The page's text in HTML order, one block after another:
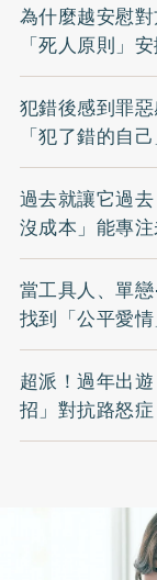
為什麼越安慰
「死人原則」
犯錯後感到罪
「犯了錯的自己
過去就讓它過
沒成本」能專
當工具人、單
找到「公平愛情
超派！過年出
招」對抗路怒症